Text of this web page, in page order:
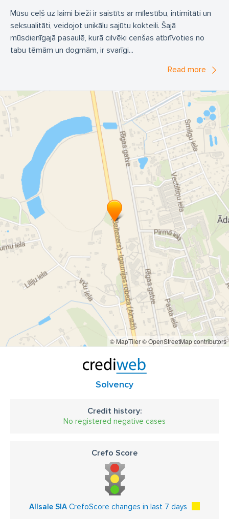
Mūsu ceļš uz laimi bieži ir saistīts ar mīlestību, intimitāti un
seksualitāti, veidojot unikālu sajūtu kokteili. Šajā
mūsdienīgajā pasaulē, kurā cilvēki cenšas atbrīvoties no
tabu tēmām un dogmām, ir svarīgi...
Read more
© MapTiler© OpenStreetMap contributors
Solvency
Credit history:
No registered negative cases
Crefo Score
Allsale SIA CrefoScore changes in last 7 days